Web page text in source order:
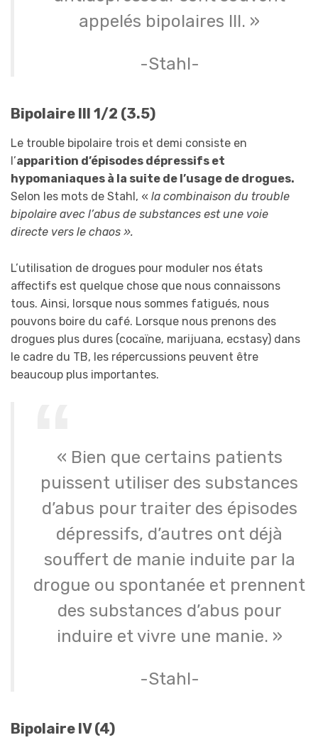
appelés bipolaires III. »
-Stahl-
Bipolaire III 1/2 (3.5)
Le trouble bipolaire trois et demi consiste en
l’apparition d’épisodes dépressifs et
hypomaniaques à la suite de l’usage de drogues.
Selon les mots de Stahl, « la combinaison du trouble
bipolaire avec l’abus de substances est une voie
directe vers le chaos ».
L’utilisation de drogues pour moduler nos états
affectifs est quelque chose que nous connaissons
tous. Ainsi, lorsque nous sommes fatigués, nous
pouvons boire du café. Lorsque nous prenons des
drogues plus dures (cocaïne, marijuana, ecstasy) dans
le cadre du TB, les répercussions peuvent être
beaucoup plus importantes.
« Bien que certains patients
puissent utiliser des substances
d’abus pour traiter des épisodes
dépressifs, d’autres ont déjà
souffert de manie induite par la
drogue ou spontanée et prennent
des substances d’abus pour
induire et vivre une manie. »
-Stahl-
Bipolaire IV (4)